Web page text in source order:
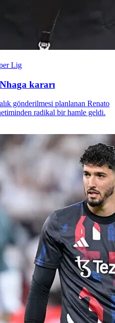
Lig
kararı
gönderilmesi planlanan Renato
radikal bir hamle geldi.